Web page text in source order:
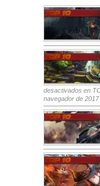
desactivados en
navegador de 2017